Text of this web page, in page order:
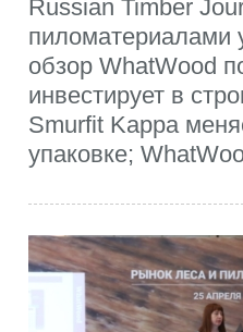
Russian Timber
пиломатериалами
обзор WhatWood
инвестирует в
Smurfit Kappa
упаковке;